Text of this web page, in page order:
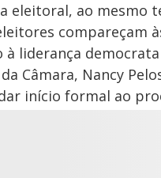
eleitoral, ao mesmo
compareçam
liderança
Câmara, Nancy
início formal ao